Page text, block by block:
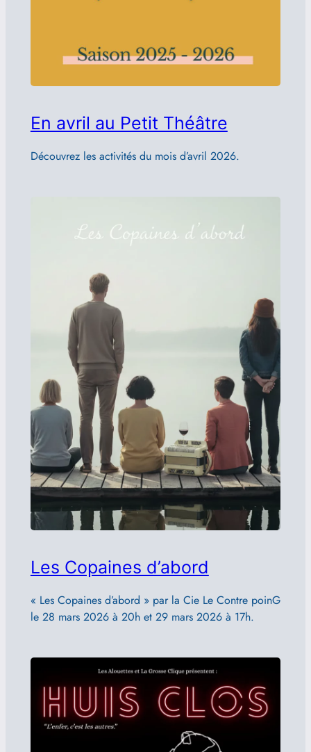
En avril au Petit Théâtre
Découvrez les activités du mois d’avril 2026.
Les Copaines d’abord
« Les Copaines d’abord » par la Cie Le Contre poinG
le 28 mars 2026 à 20h et 29 mars 2026 à 17h.